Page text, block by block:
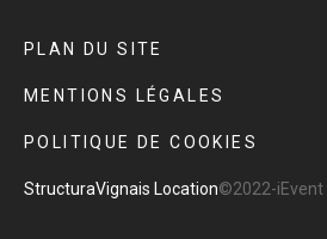
PLAN DU SITE
MENTIONS LÉGALES
POLITIQUE DE COOKIES
StructuraVignais Location©2022-iEvent